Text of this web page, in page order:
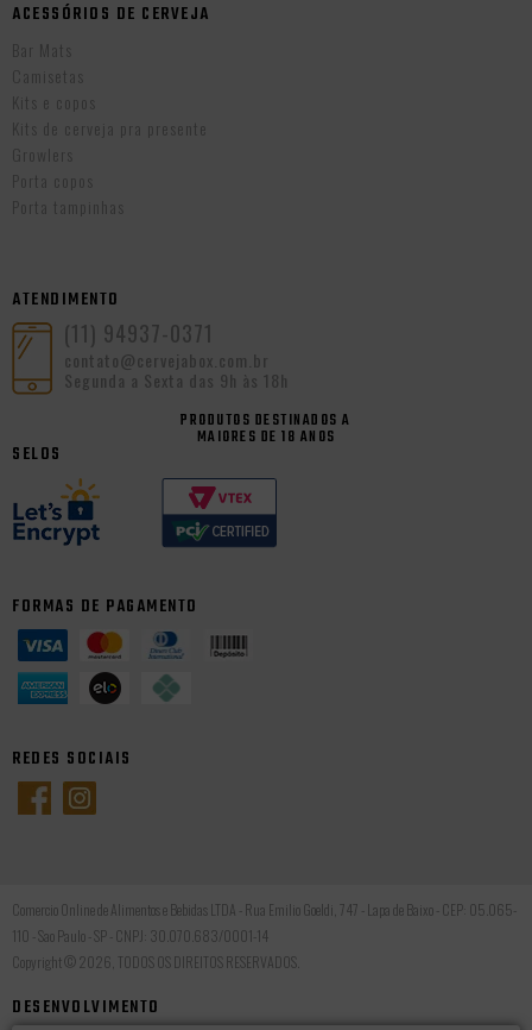
ACESSÓRIOS DE CERVEJA
Bar Mats
Camisetas
Kits e copos
Kits de cerveja pra presente
Growlers
Porta copos
Porta tampinhas
ATENDIMENTO
(11) 94937-0371
contato@cervejabox.com.br
Segunda a Sexta das 9h às 18h
PRODUTOS DESTINADOS A
MAIORES DE 18 ANOS
SELOS
FORMAS DE PAGAMENTO
REDES SOCIAIS
Comercio Online de Alimentos e Bebidas LTDA - Rua Emilio Goeldi, 747 - Lapa de Baixo - CEP: 05.065-
110 - Sao Paulo - SP - CNPJ: 30.070.683/0001-14
Copyright © 2026, TODOS OS DIREITOS RESERVADOS.
DESENVOLVIMENTO